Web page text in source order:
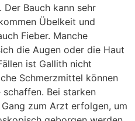
Der Bauch kann sehr
Übelkeit und
Fieber. Manche
die Augen oder die Haut
ist Gallith nicht
Schmerzmittel können
Bei starken
zum Arzt erfolgen, um